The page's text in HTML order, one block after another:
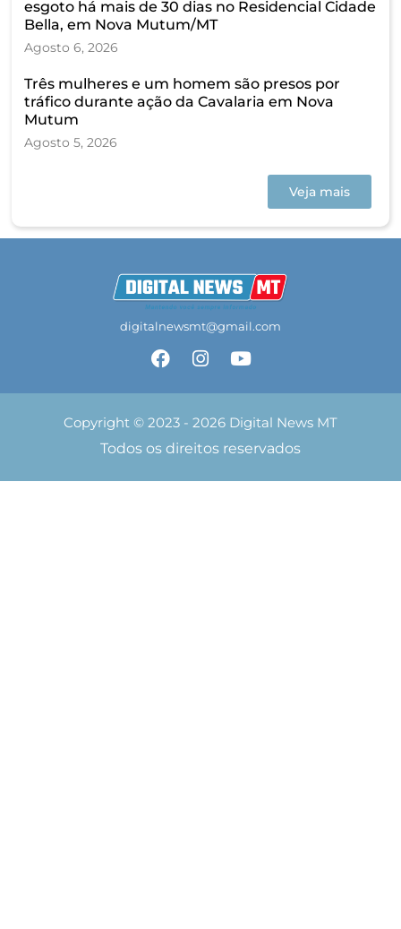
esgoto há mais de 30 dias no Residencial Cidade
Bella, em Nova Mutum/MT
Agosto 6, 2026
Três mulheres e um homem são presos por
tráfico durante ação da Cavalaria em Nova
Mutum
Agosto 5, 2026
Veja mais
digitalnewsmt@gmail.com
Copyright © 2023 - 2026 Digital News MT
Todos os direitos reservados